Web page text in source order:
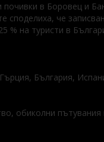
в Боровец и
споделиха, че
% на туристи в
България,
обиколни